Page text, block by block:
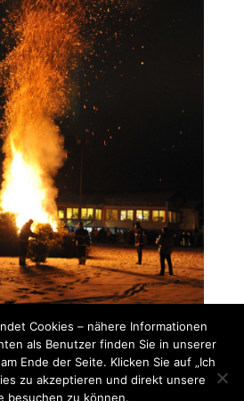
Cookies – nähere Informationen
als Benutzer finden Sie in unserer
Ende der Seite. Klicken Sie auf „Ich
zu akzeptieren und direkt unsere
besuchen zu können.